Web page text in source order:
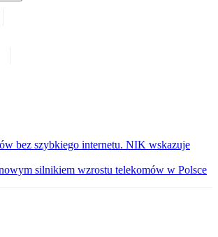
bez szybkiego internetu. NIK wskazuje
silnikiem wzrostu telekomów w Polsce